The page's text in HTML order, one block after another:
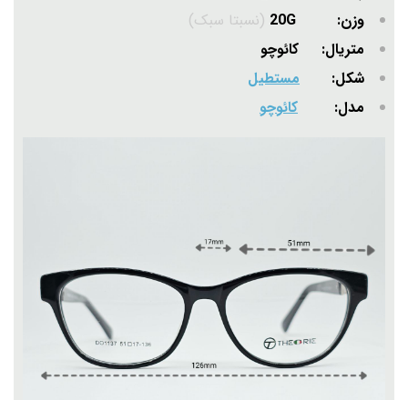
وزن: 20G
(نسبتا سبک)
متریال: کائوچو
شکل: مستطیل
مدل: کائوچو